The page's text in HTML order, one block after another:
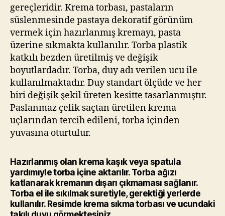
gereçleridir. Krema torbası, pastaların
süslenmesinde pastaya dekoratif görünüm
vermek için hazırlanmış kremayı, pasta
üzerine sıkmakta kullanılır. Torba plastik
katkılı bezden üretilmiş ve değişik
boyutlardadır. Torba, duy adı verilen ucu ile
kullanılmaktadır. Duy standart ölçüde ve her
biri değişik şekil üreten kesitte tasarlanmıştır.
Paslanmaz çelik saçtan üretilen krema
uçlarından tercih edileni, torba içinden
yuvasına oturtulur.
Hazırlanmış olan krema kaşık veya spatula
yardımıyle torba içine aktarılır. Torba ağızı
katlanarak kremanın dışarı çıkmaması sağlanır.
Torba el ile sıkılmak suretiyle, gerektiği yerlerde
kullanılır. Resimde krema sıkma torbası ve ucundaki